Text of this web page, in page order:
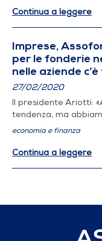
Continua a leggere
Imprese,
per le fonderie
nelle aziende
27/02/2020
Il presidente Ariotti:
tendenza, ma
economia e finanza
Continua a leggere